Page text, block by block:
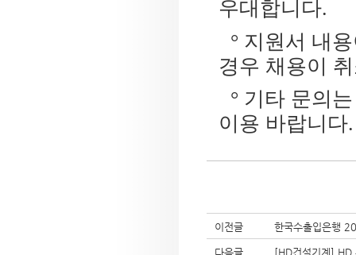
우대합니다.
° 지원서 내
경우 채용이
° 기타 문의
이용 바랍니다.
이전글 한국수출입은행
다음글 [HD건설기계] HD